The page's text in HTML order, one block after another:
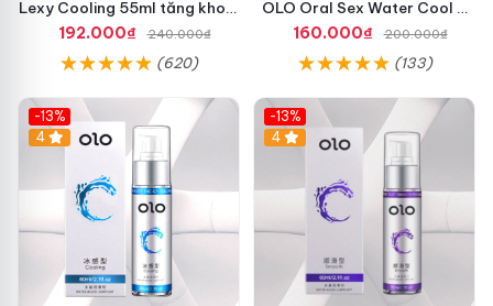
Lexy Cooling 55ml tăng khoái
cảm
192.000₫ 240.000₫
(620)
OLO Oral Sex Water Cool &
Hot - Hộp 4 cặp
160.000₫ 200.000₫
(133)
-13%
Hot
4
-13%
Hot
4